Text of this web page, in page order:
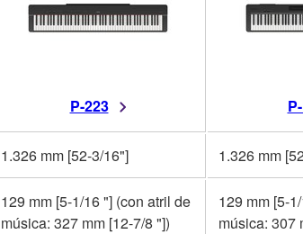
P-223
1.326 mm [52-3/16"] 1.326 mm
129 mm [5-1/16 "] (con atril de
música: 327 mm [12-7/8 "])
129 mm [5-
música: 307